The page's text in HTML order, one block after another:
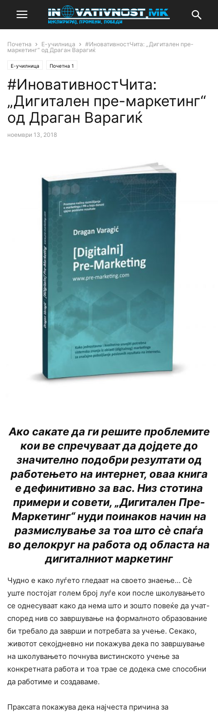
Почетна Е-училница
#ИновативностЧита: „Дигитален пре-
маркетинг“ од Драган Варагиќ
Е-училница Почетна 1
#ИновативностЧита:
„Дигитален пре-маркетинг“
од Драган Варагиќ
ноември 13, 2018
Ако сакате да ги решите проблемите
кои ве спречуваат да дојдете до
значително подобри резултати од
работењето на интернет, оваа книга
е дефинитивно за вас. Низ стотина
примери и совети, „Дигитален Пре-
Маркетинг“ нуди поинаков начин на
размислување за тоа што сè спаѓа
во делокруг на работа од областа на
дигиталниот маркетинг
Чудно е како луѓето гледаат на своето знаење… Сè
уште постојат голем број луѓе кои после школувањето
се однесуваат како да нема што и зошто повеќе да учат-
според нив со завршување на формалното образование
би требало да заврши и потребата за учење. Секако,
животот секојдневно ни покажува дека по завршување
на школувањето почнува вистинското учење за
конкретната работа и тоа трае се додека сме способни
да работиме и создаваме.
Праксата покажува дека најчеста причина за